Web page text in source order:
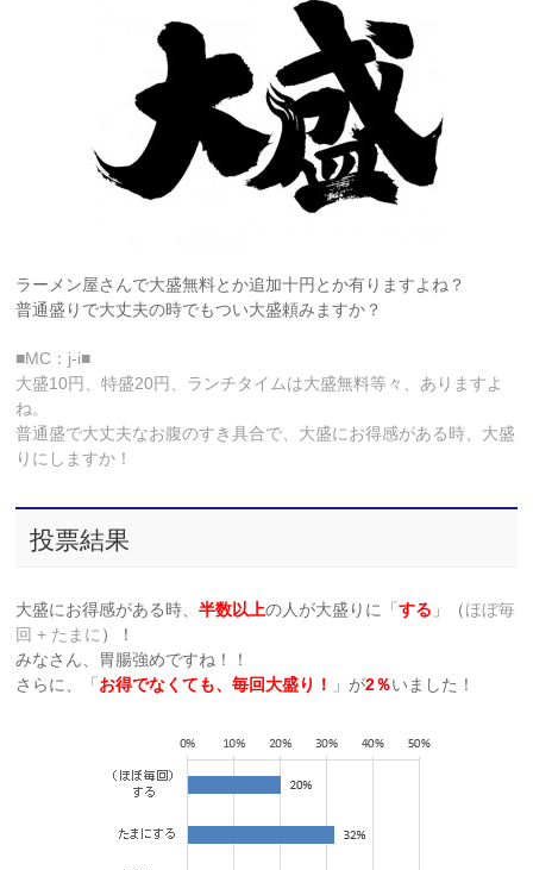
ラーメン屋さんで大盛無料とか追加十円とか有りますよね？
普通盛りで大丈夫の時でもつい大盛頼みますか？
■MC：j-i■
大盛10円、特盛20円、ランチタイムは大盛無料等々、ありますよ
ね。
普通盛で大丈夫なお腹のすき具合で、大盛にお得感がある時、大盛
りにしますか！
投票結果
大盛にお得感がある時、半数以上の人が大盛りに「する 」（ほぼ毎
回 + たまに ）！
みなさん、胃腸強めですね！！
さらに、「 お得でなくても、毎回大盛り！ 」が2％いました！